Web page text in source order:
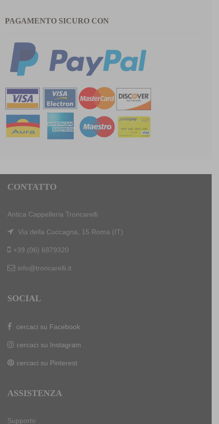
PAGAMENTO SICURO CON
CONTATTO
Antica Cappelleria Troncarelli
Via della Cuccagna, 15 Roma (IT)
+39 (06) 6879320
info@troncarelli.it
SOCIAL
cercaci su Facebook
cercaci su Instagram
cercaci su Pinterest
ASSISTENZA
Supporto